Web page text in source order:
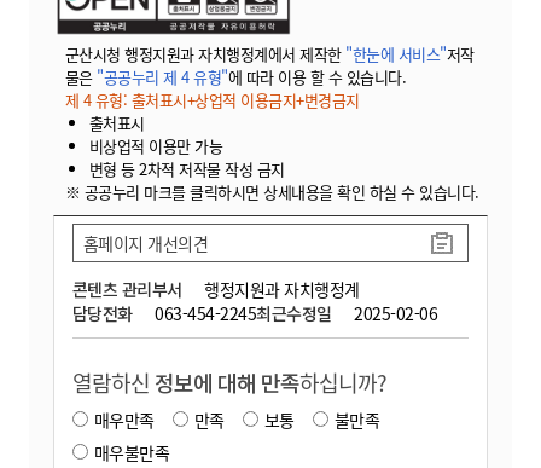
군산시청 행정지원과 자치행정계에서 제작한 "한눈에 서비스"저작
물은 "공공누리 제 4 유형"에 따라 이용 할 수 있습니다.
제 4 유형: 출처표시+상업적 이용금지+변경금지
출처표시
비상업적 이용만 가능
변형 등 2차적 저작물 작성 금지
※ 공공누리 마크를 클릭하시면 상세내용을 확인 하실 수 있습니다.
콘텐츠 관리부서
행정지원과 자치행정계
담당전화
063-454-2245최근수정일 2025-02-06
홈페이지 개선의견
열람하신 정보에 대해 만족하십니까?
매우만족 만족 보통
불만족
매우불만족